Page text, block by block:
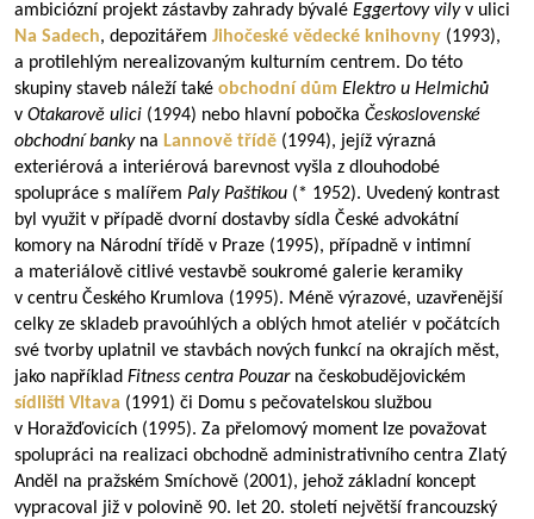
ambiciózní projekt zástavby zahrady bývalé Eggertovy vilyv ulici
Na Sadech, depozitářem Jihočeské vědecké knihovny (1993),
a protilehlým nerealizovaným kulturním centrem. Do této
skupiny staveb náleží také obchodní dům Elektro u Helmichů
v Otakarově ulici (1994) nebo hlavní pobočka Československé
obchodní bankyna Lannově třídě (1994), jejíž výrazná
exteriérová a interiérová barevnost vyšla z dlouhodobé
spolupráce s malířem Paly Paštikou (* 1952). Uvedený kontrast
byl využit v případě dvorní dostavby sídla České advokátní
komory na Národní třídě v Praze (1995), případně v intimní
a materiálově citlivé vestavbě soukromé galerie keramiky
v centru Českého Krumlova (1995). Méně výrazové, uzavřenější
celky ze skladeb pravoúhlých a oblých hmot ateliér v počátcích
své tvorby uplatnil ve stavbách nových funkcí na okrajích měst,
jako například Fitness centra Pouzarna českobudějovickém
sídlišti Vltava (1991) či Domu s pečovatelskou službou
v Horažďovicích (1995). Za přelomový moment lze považovat
spolupráci na realizaci obchodně administrativního centra Zlatý
Anděl na pražském Smíchově (2001), jehož základní koncept
vypracoval již v polovině 90. let 20. století největší francouzský